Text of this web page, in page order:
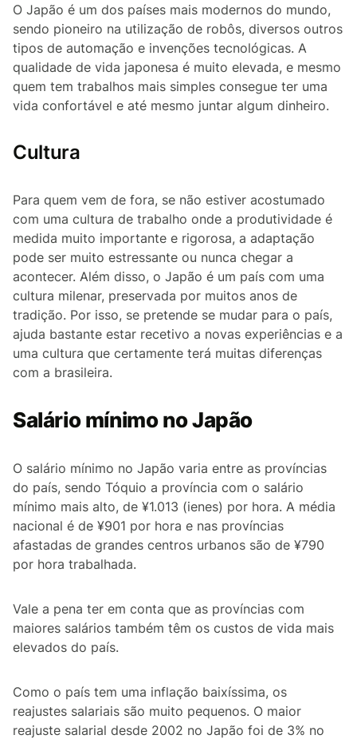
O Japão é um dos países mais modernos do mundo,
sendo pioneiro na utilização de robôs, diversos outros
tipos de automação e invenções tecnológicas. A
qualidade de vida japonesa é muito elevada, e mesmo
quem tem trabalhos mais simples consegue ter uma
vida confortável e até mesmo juntar algum dinheiro.
Cultura
Para quem vem de fora, se não estiver acostumado
com uma cultura de trabalho onde a produtividade é
medida muito importante e rigorosa, a adaptação
pode ser muito estressante ou nunca chegar a
acontecer. Além disso, o Japão é um país com uma
cultura milenar, preservada por muitos anos de
tradição. Por isso, se pretende se mudar para o país,
ajuda bastante estar recetivo a novas experiências e a
uma cultura que certamente terá muitas diferenças
com a brasileira.
Salário mínimo no Japão
O salário mínimo no Japão varia entre as províncias
do país, sendo Tóquio a província com o salário
mínimo mais alto, de ¥1.013 (ienes) por hora. A média
nacional é de ¥901 por hora e nas províncias
afastadas de grandes centros urbanos são de ¥790
por hora trabalhada.
Vale a pena ter em conta que as províncias com
maiores salários também têm os custos de vida mais
elevados do país.
Como o país tem uma inflação baixíssima, os
reajustes salariais são muito pequenos. O maior
reajuste salarial desde 2002 no Japão foi de 3% no